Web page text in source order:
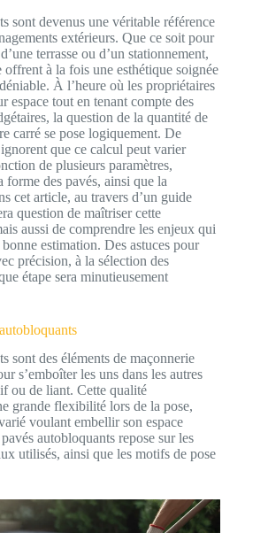
sont devenus une véritable référence
extérieurs. Que ce soit pour
terrasse ou d’un stationnement,
offrent à la fois une esthétique soignée
À l’heure où les propriétaires
espace tout en tenant compte des
la question de la quantité de
carré se pose logiquement. De
que ce calcul peut varier
de plusieurs paramètres,
forme des pavés, ainsi que la
cet article, au travers d’un guide
question de maîtriser cette
aussi de comprendre les enjeux qui
estimation. Des astuces pour
précision, à la sélection des
étape sera minutieusement
sont des éléments de maçonnerie
s’emboîter les uns dans les autres
ou de liant. Cette qualité
grande flexibilité lors de la pose,
voulant embellir son espace
autobloquants repose sur les
utilisés, ainsi que les motifs de pose